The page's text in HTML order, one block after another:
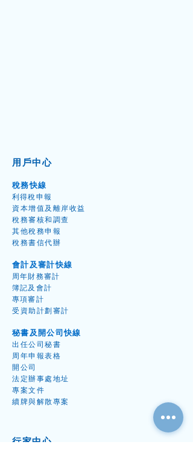
審計案例分享會：探討專業懷疑與
審計質量
用戶中心
稅務快線
利得稅申 報
資本增值 及離岸收益
​稅務審核和調 查
其他稅務申 報
稅務書信代辦
會計及審計快線
周年財務審計
簿記及會計
專項審 計
受資助計劃審計
秘書及開公司快線
出任公司秘書
周年申報表格
開 公司
​法定辦事處地址
專案文件
續牌與解散專案
行家中心